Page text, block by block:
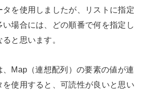
タを使用しましたが、リストに指定
場合には、どの順番で何を指定し
と思います。
、Map（連想配列）の要素の値が連
使用すると、可読性が良いと思い